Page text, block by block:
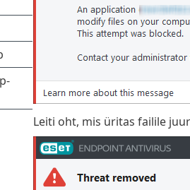
Leiti oht, mis üritas failile